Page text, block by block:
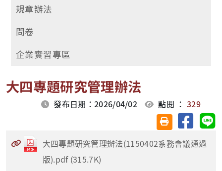
規章辦法
問卷
企業實習專區
大四專題研究管理辦法
發布日期：2026/04/02 點閱 ：329
友善列印(另開視
分享至
大四專題研究管理辦法(1150402系務會議通過
版).pdf (315.7K)